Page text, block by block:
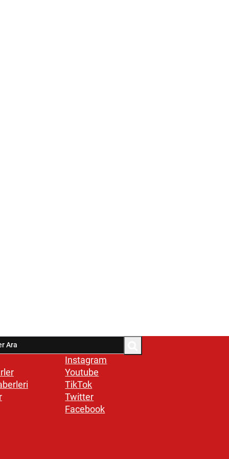
Instagram
Youtube
TikTok
Twitter
Facebook